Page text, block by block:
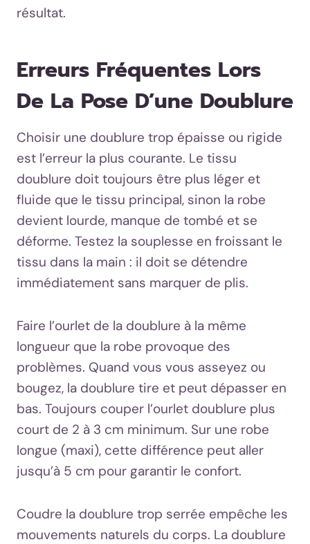
résultat.
Erreurs Fréquentes Lors
De La Pose D’une Doublure
Choisir une doublure trop épaisse ou rigide
est l’erreur la plus courante. Le tissu
doublure doit toujours être plus léger et
fluide que le tissu principal, sinon la robe
devient lourde, manque de tombé et se
déforme. Testez la souplesse en froissant le
tissu dans la main : il doit se détendre
immédiatement sans marquer de plis.
Faire l’ourlet de la doublure à la même
longueur que la robe provoque des
problèmes. Quand vous vous asseyez ou
bougez, la doublure tire et peut dépasser en
bas. Toujours couper l’ourlet doublure plus
court de 2 à 3 cm minimum. Sur une robe
longue (maxi), cette différence peut aller
jusqu’à 5 cm pour garantir le confort.
Coudre la doublure trop serrée empêche les
mouvements naturels du corps. La doublure